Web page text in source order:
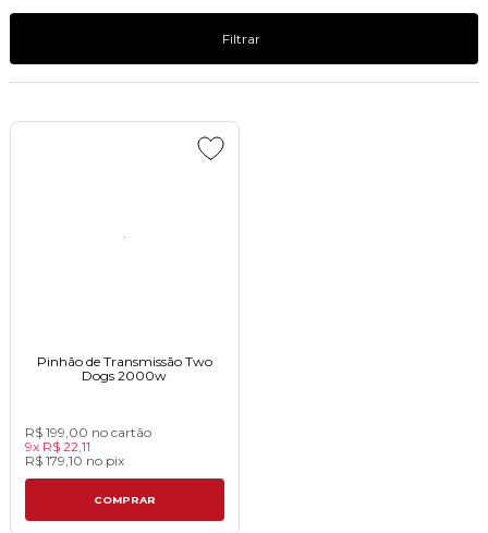
Filtrar
Pinhão de Transmissão Two
Dogs 2000w
R$ 199,00 no cartão
9x R$ 22,11
R$ 179,10 no pix
COMPRAR